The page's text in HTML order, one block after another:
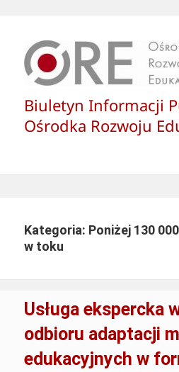
Biuletyn Informacji
Ośrodka Rozwoju
Kategoria: Poniżej 130
w toku
Usługa ekspercka
odbioru adaptacji
edukacyjnych w